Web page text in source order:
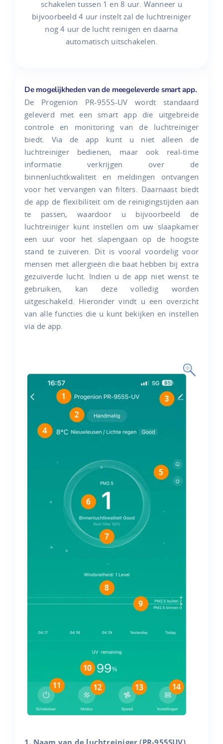
schakelen tussen 1 en 8 uur. Wanneer u
bijvoorbeeld 4 uur instelt zal de luchtreiniger
nog 4 uur de lucht reinigen en daarna
automatisch uitschakelen.
De mogelijkheden van de meegeleverde smart app.
De Progenion PR-955S-UV wordt standaard
geleverd met een smart app die uitgebreide
controle en monitoring van de luchtreiniger
biedt. Via de app kunt u niet alleen de
luchtreiniger bedienen, maar ook real-time
informatie verkrijgen over de
binnenluchtkwaliteit en meldingen ontvangen
voor het vervangen van filters. Daarnaast biedt
de app de flexibiliteit om de reinigingstijden aan
te passen, waardoor u bijvoorbeeld de
luchtreiniger kunt instellen om uw slaapkamer
een uur voor het slapengaan op de hoogste
stand te zuiveren. Dit is vooral voordelig voor
mensen met allergieën die baat hebben bij extra
gezuiverde lucht. Indien u de app niet wenst te
gebruiken, kan deze volledig worden
uitgeschakeld. Hieronder vindt u een overzicht
van alle functies die u kunt bekijken en instellen
via de app.